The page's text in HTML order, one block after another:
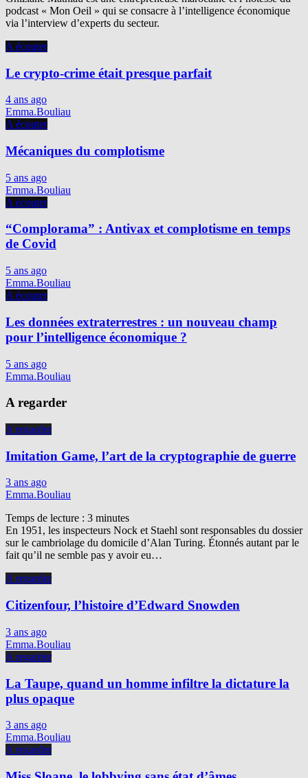
podcast « Mon Oeil » qui se consacre à l’intelligence économique
via l’interview d’experts du secteur.
A écouter
Le crypto-crime était presque parfait
4 ans ago
Emma.Bouliau
A écouter
Mécaniques du complotisme
5 ans ago
Emma.Bouliau
A écouter
“Complorama” : Antivax et complotisme en temps
de Covid
5 ans ago
Emma.Bouliau
A écouter
Les données extraterrestres : un nouveau champ
pour l’intelligence économique ?
5 ans ago
Emma.Bouliau
A regarder
A regarder
Imitation Game, l’art de la cryptographie de guerre
3 ans ago
Emma.Bouliau
Temps de lecture : 3 minutes
En 1951, les inspecteurs Nock et Staehl sont responsables du dossier
sur le cambriolage du domicile d’Alan Turing. Étonnés autant par le
fait qu’il ne semble pas y avoir eu…
A regarder
Citizenfour, l’histoire d’Edward Snowden
3 ans ago
Emma.Bouliau
A regarder
La Taupe, quand un homme infiltre la dictature la
plus opaque
3 ans ago
Emma.Bouliau
A regarder